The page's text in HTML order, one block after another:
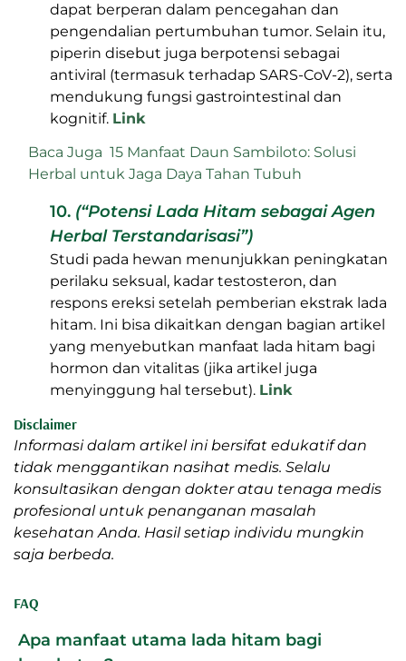
dapat berperan dalam pencegahan dan
pengendalian pertumbuhan tumor. Selain itu,
piperin disebut juga berpotensi sebagai
antiviral (termasuk terhadap SARS-CoV-2), serta
mendukung fungsi gastrointestinal dan
kognitif. Link
Baca Juga 15 Manfaat Daun Sambiloto: Solusi
Herbal untuk Jaga Daya Tahan Tubuh
10. (“Potensi Lada Hitam sebagai Agen
Herbal Terstandarisasi”)
Studi pada hewan menunjukkan peningkatan
perilaku seksual, kadar testosteron, dan
respons ereksi setelah pemberian ekstrak lada
hitam. Ini bisa dikaitkan dengan bagian artikel
yang menyebutkan manfaat lada hitam bagi
hormon dan vitalitas (jika artikel juga
menyinggung hal tersebut). Link
Disclaimer
Informasi dalam artikel ini bersifat edukatif dan
tidak menggantikan nasihat medis. Selalu
konsultasikan dengan dokter atau tenaga medis
profesional untuk penanganan masalah
kesehatan Anda. Hasil setiap individu mungkin
saja berbeda.
FAQ
Apa manfaat utama lada hitam bagi